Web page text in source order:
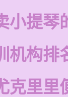
小提琴
机构排
克里里